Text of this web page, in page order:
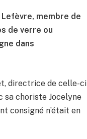
Lefèvre, membre de
de verre ou
dans
directrice de celle-ci
sa choriste Jocelyne
consigné n’était en